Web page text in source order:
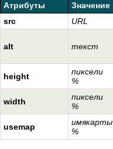
Атрибуты Значение
src
URL
alt текст
height
пиксели
%
width
пиксели
%
usemap
имякарты
%